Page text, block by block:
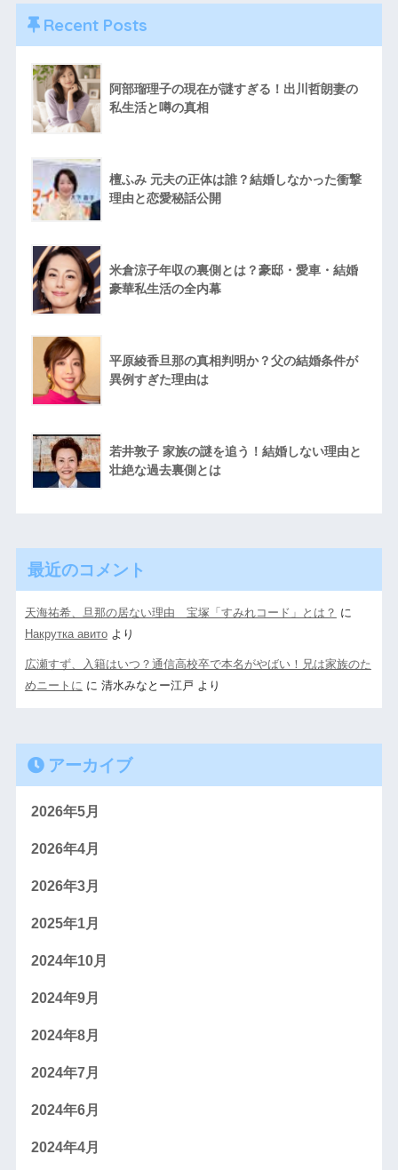
Recent Posts
阿部瑠理子の現在が謎すぎる！出川哲朗妻の
私生活と噂の真相
檀ふみ 元夫の正体は誰？結婚しなかった衝撃
理由と恋愛秘話公開
米倉涼子年収の裏側とは？豪邸・愛車・結婚
豪華私生活の全内幕
平原綾香旦那の真相判明か？父の結婚条件が
異例すぎた理由は
若井敦子 家族の謎を追う！結婚しない理由と
壮絶な過去裏側とは
最近のコメント
天海祐希、旦那の居ない理由 宝塚「すみれコード」とは？ に
Накрутка авитоより
広瀬すず、入籍はいつ？通信高校卒で本名がやばい！兄は家族のた
めニートに に 清水みなとー江戸 より
アーカイブ
2026年5月
2026年4月
2026年3月
2025年1月
2024年10月
2024年9月
2024年8月
2024年7月
2024年6月
2024年4月